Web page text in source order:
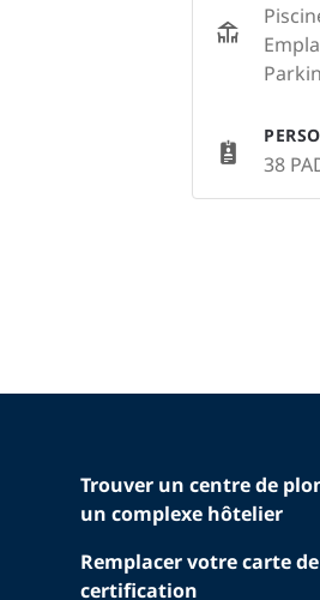
38
Trouver un centre de
un complexe hôtelier
Remplacer votre carte de
certification